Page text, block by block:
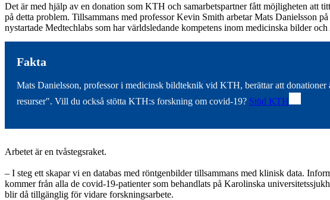
Det är med hjälp av en donation som KTH och samarbetspartner fått möjligheten att
på detta problem. Tillsammans med professor Kevin Smith arbetar Mats Danielsson på
nystartade Medtechlabs som har världsledande kompetens inom medicinska bilder
Fakta
Mats Danielsson, professor i medicinsk bildteknik vid KTH, berättar att
resurser". Vill du också stötta KTH:s forskning om covid-19? Stöd KTH
Arbetet är en tvåstegsraket.
– I steg ett skapar vi en databas med röntgenbilder tillsammans med klinisk data.
kommer från alla de covid-19-patienter som behandlats på Karolinska
blir då tillgänglig för vidare forskningsarbete.